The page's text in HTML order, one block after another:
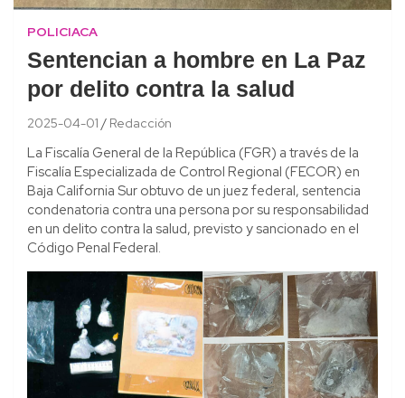
POLICIACA
Sentencian a hombre en La Paz
por delito contra la salud
2025-04-01 Redacción
La Fiscalía General de la República (FGR) a través de la
Fiscalía Especializada de Control Regional (FECOR) en
Baja California Sur obtuvo de un juez federal, sentencia
condenatoria contra una persona por su responsabilidad
en un delito contra la salud, previsto y sancionado en el
Código Penal Federal.